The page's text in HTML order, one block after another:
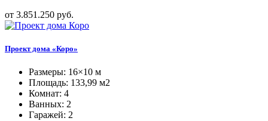
от 3.851.250 руб.
Проект дома «Коро»
Размеры: 16×10 м
Площадь: 133,99 м2
Комнат: 4
Ванных: 2
Гаражей: 2